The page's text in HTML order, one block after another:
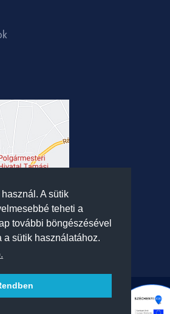
A sütik
teheti a
további böngészésével
a sütik használatához.